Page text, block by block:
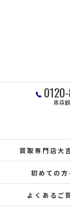
青森
買取専門店大
初めての方
よくあるご